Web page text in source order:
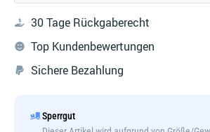
30 Tage Rückgaberecht
Top Kundenbewertungen
Sichere Bezahlung
Sperrgut